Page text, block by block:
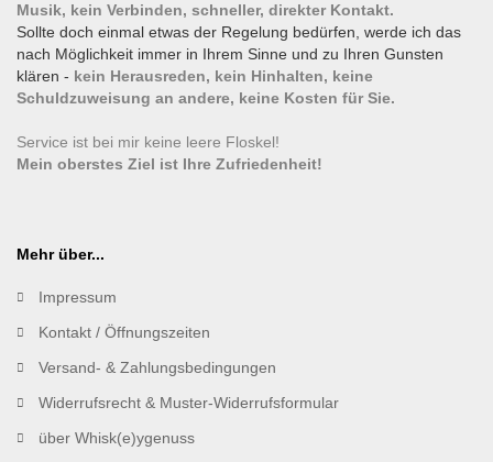
Musik, kein Verbinden, schneller, direkter Kontakt.
Sollte doch einmal etwas der Regelung bedürfen, werde ich das
nach Möglichkeit immer in Ihrem Sinne und zu Ihren Gunsten
klären - kein Herausreden, kein Hinhalten, keine
Schuldzuweisung an andere, keine Kosten für Sie.
Service ist bei mir keine leere Floskel!
Mein oberstes Ziel ist Ihre Zufriedenheit!
Mehr über...
Impressum
Kontakt / Öffnungszeiten
Versand- & Zahlungsbedingungen
Widerrufsrecht & Muster-Widerrufsformular
über Whisk(e)ygenuss